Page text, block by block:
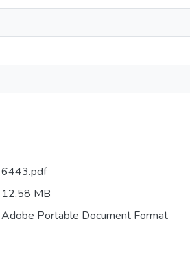
6443.pdf
12,58 MB
Adobe Portable Document Format